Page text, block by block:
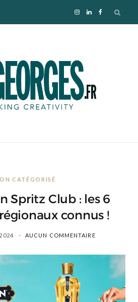
I
s
m
L
k
CATÉGORISÉ
Spritz Club : les 6
connus !
AUCUN COMMENTAIRE